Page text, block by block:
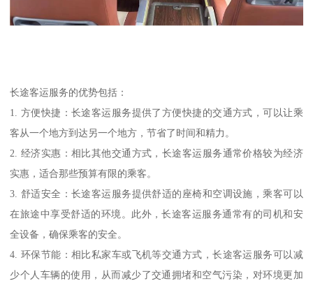
长途客运服务的优势包括：
1. 方便快捷：长途客运服务提供了方便快捷的交通方式，可以让乘
客从一个地方到达另一个地方，节省了时间和精力。
2. 经济实惠：相比其他交通方式，长途客运服务通常价格较为经济
实惠，适合那些预算有限的乘客。
3. 舒适安全：长途客运服务提供舒适的座椅和空调设施，乘客可以
在旅途中享受舒适的环境。此外，长途客运服务通常有的司机和安
全设备，确保乘客的安全。
4. 环保节能：相比私家车或飞机等交通方式，长途客运服务可以减
少个人车辆的使用，从而减少了交通拥堵和空气污染，对环境更加